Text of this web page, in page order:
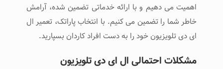
اهمیت می ‌دهیم و با ارائه خدماتی تضمین شده، آرامش
خاطر شما را تضمین می ‌کنیم. با انتخاب پاراتک، تعمیر ال
ای دی تلویزیون خود را به دست افراد کاردان بسپارید.
مشکلات احتمالی ال ای دی تلویزیون